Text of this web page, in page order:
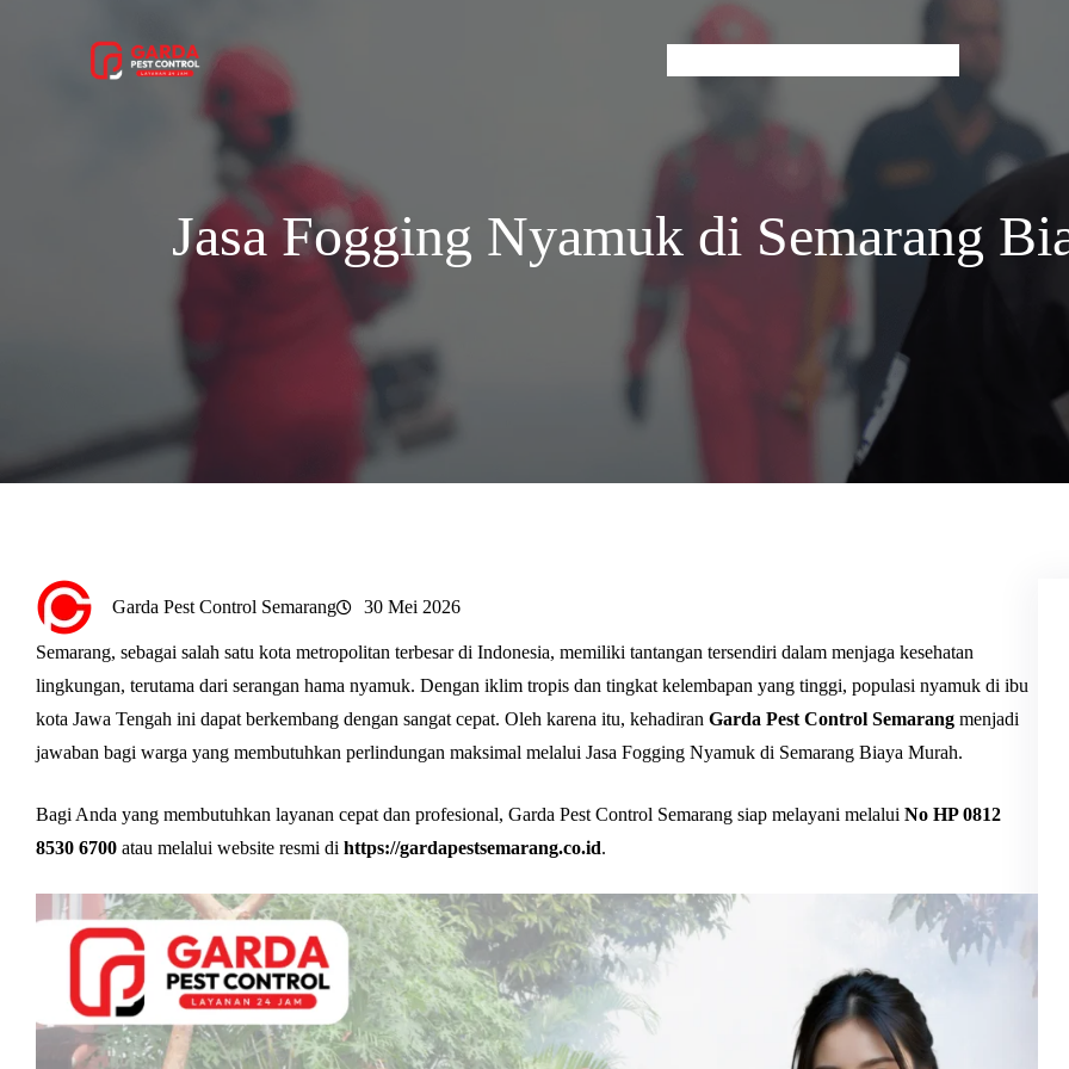
Jasa Fogging Nyamuk di Semarang
Garda Pest Control Semarang 30 Mei 2026
Semarang, sebagai salah satu kota metropolitan terbesar di Indonesia, memiliki tantangan tersendiri dalam menjaga kesehatan
lingkungan, terutama dari serangan hama nyamuk. Dengan iklim tropis dan tingkat kelembapan yang tinggi, populasi nyamuk di ibu
kota Jawa Tengah ini dapat berkembang dengan sangat cepat. Oleh karena itu, kehadiran Garda Pest Control Semarang menjadi
jawaban bagi warga yang membutuhkan perlindungan maksimal melalui Jasa Fogging Nyamuk di Semarang Biaya Murah.
Bagi Anda yang membutuhkan layanan cepat dan profesional, Garda Pest Control Semarang siap melayani melalui No HP 0812
8530 6700 atau melalui website resmi di https://gardapestsemarang.co.id.